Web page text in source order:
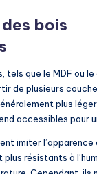
bois
tels que le MDF ou le
de plusieurs
plus
accessibles pour
imiter l’apparence
résistants à